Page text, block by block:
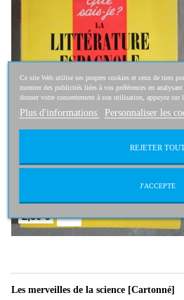
2,50 €
Les merveilles de la science [Cartonné]
Ce site Web utilise ses propres cookies et ceux de tiers
montrer des publicités liées à vos préférences en
donner votre consentement à son utilisation, appuyez sur
Plus d'informations Personnaliser les
REJETER
J'ACCEPTE